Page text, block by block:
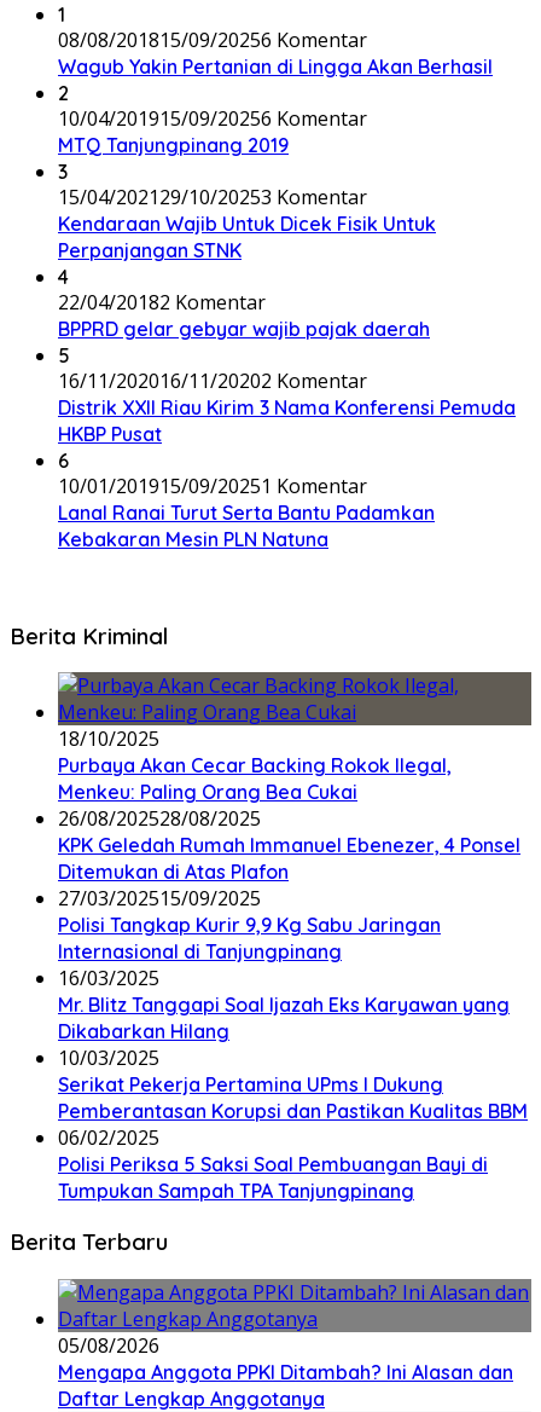
1
08/08/201815/09/20256 Komentar
Wagub Yakin Pertanian di Lingga Akan Berhasil
2
10/04/201915/09/20256 Komentar
MTQ Tanjungpinang 2019
3
15/04/202129/10/20253 Komentar
Kendaraan Wajib Untuk Dicek Fisik Untuk
Perpanjangan STNK
4
22/04/20182 Komentar
BPPRD gelar gebyar wajib pajak daerah
5
16/11/202016/11/20202 Komentar
Distrik XXII Riau Kirim 3 Nama Konferensi Pemuda
HKBP Pusat
6
10/01/201915/09/20251 Komentar
Lanal Ranai Turut Serta Bantu Padamkan
Kebakaran Mesin PLN Natuna
Berita Kriminal
18/10/2025
Purbaya Akan Cecar Backing Rokok Ilegal,
Menkeu: Paling Orang Bea Cukai
26/08/202528/08/2025
KPK Geledah Rumah Immanuel Ebenezer, 4 Ponsel
Ditemukan di Atas Plafon
27/03/202515/09/2025
Polisi Tangkap Kurir 9,9 Kg Sabu Jaringan
Internasional di Tanjungpinang
16/03/2025
Mr. Blitz Tanggapi Soal Ijazah Eks Karyawan yang
Dikabarkan Hilang
10/03/2025
Serikat Pekerja Pertamina UPms I Dukung
Pemberantasan Korupsi dan Pastikan Kualitas BBM
06/02/2025
Polisi Periksa 5 Saksi Soal Pembuangan Bayi di
Tumpukan Sampah TPA Tanjungpinang
Berita Terbaru
05/08/2026
Mengapa Anggota PPKI Ditambah? Ini Alasan dan
Daftar Lengkap Anggotanya